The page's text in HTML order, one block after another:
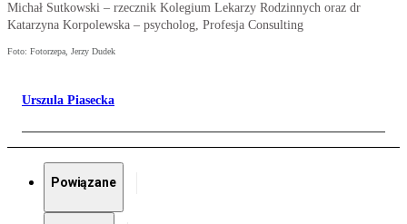
Michał Sutkowski – rzecznik Kolegium Lekarzy Rodzinnych oraz dr
Katarzyna Korpolewska – psycholog, Profesja Consulting
Foto: Fotorzepa, Jerzy Dudek
Urszula Piasecka
Powiązane